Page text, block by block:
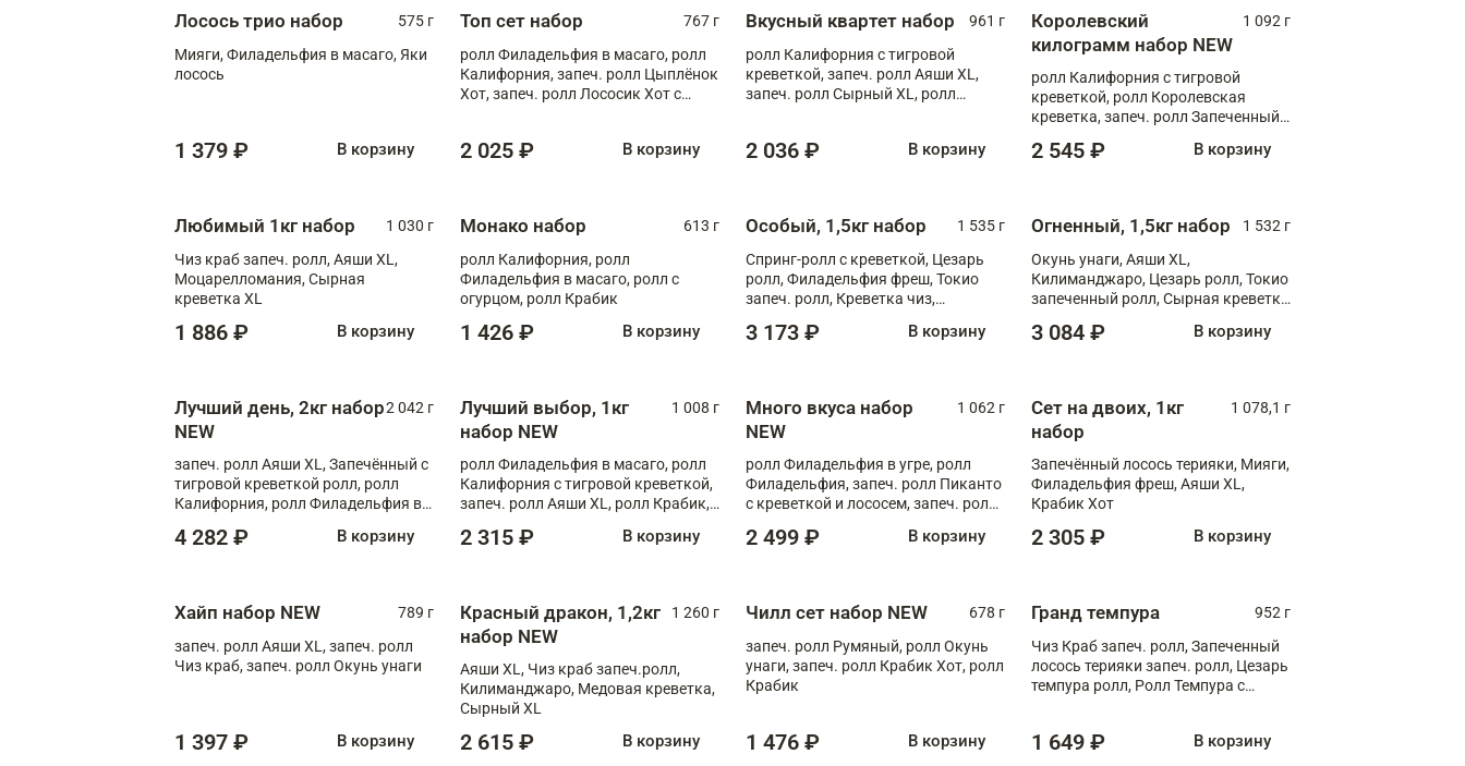
Лосось трио набор
575 г
Мияги, Филадельфия в масаго, Яки
лосось
1 379 ₽ В корзину
Топ сет набор
767 г
ролл Филадельфия в масаго, ролл
Калифорния, запеч. ролл Цыплёнок
Хот, запеч. ролл Лососик Хот с
2 025 ₽ В корзину
Вкусный квартет набор
961 г
ролл Калифорния с тигровой
креветкой, запеч. ролл Аяши XL,
запеч. ролл Сырный XL, ролл
2 036 ₽ В корзину
Королевский
килограмм набор NEW
1 092 г
ролл Калифорния с тигровой
креветкой, ролл Королевская
креветка, запеч. ролл Запеченный
XL, запеч. ролл Крабик Хот
2 545 ₽ В корзину
Любимый 1кг набор
1 030 г
Чиз краб запеч. ролл, Аяши XL,
Моцарелломания, Сырная
креветка XL
1 886 ₽ В корзину
Монако набор
613 г
ролл Калифорния, ролл
Филадельфия в масаго, ролл с
огурцом, ролл Крабик
1 426 ₽ В корзину
Особый, 1,5кг набор
1 535 г
Спринг-ролл с креветкой, Цезарь
ролл, Филадельфия фреш, Токио
запеч. ролл, Креветка чиз,
Флорида
3 173 ₽ В корзину
Огненный, 1,5кг набор
1 532 г
Окунь унаги, Аяши XL,
Килиманджаро, Цезарь ролл, Токио
запеченный ролл, Сырная креветка
3 084 ₽ В корзину
Лучший день, 2кг набор
NEW
2 042 г
запеч. ролл Аяши XL, Запечённый с
тигровой креветкой ролл, ролл
Калифорния, ролл Филадельфия в
запеч. ролл Моцарелломания, ролл
4 282 ₽ В корзину
Лучший выбор, 1кг
набор NEW
1 008 г
ролл Филадельфия в масаго, ролл
Калифорния с тигровой креветкой,
запеч. ролл Аяши XL, ролл Крабик,
2 315 ₽ В корзину
Много вкуса набор
NEW
1 062 г
ролл Филадельфия в угре, ролл
Филадельфия, запеч. ролл Пиканто
с креветкой и лососем, запеч. ролл
2 499 ₽ В корзину
Сет на двоих, 1кг
набор
1 078,1 г
Запечённый лосось терияки, Мияги,
Филадельфия фреш, Аяши XL,
Крабик Хот
2 305 ₽ В корзину
Хайп набор NEW
789 г
запеч. ролл Аяши XL, запеч. ролл
Чиз краб, запеч. ролл Окунь унаги
1 397 ₽ В корзину
Красный дракон, 1,2кг
набор NEW
1 260 г
Аяши XL, Чиз краб запеч.ролл,
Килиманджаро, Медовая креветка,
Сырный XL
2 615 ₽ В корзину
Чилл сет набор NEW
678 г
запеч. ролл Румяный, ролл Окунь
унаги, запеч. ролл Крабик Хот, ролл
Крабик
1 476 ₽ В корзину
Гранд темпура
952 г
Чиз Краб запеч. ролл, Запеченный
лосось терияки запеч. ролл, Цезарь
темпура ролл, Ролл Темпура с
1 649 ₽ В корзину